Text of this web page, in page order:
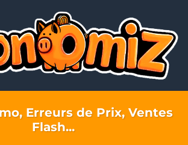
Erreurs de Prix, Ventes
Flash...